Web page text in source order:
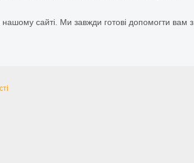
нашому сайті. Ми завжди готові допомогти вам з